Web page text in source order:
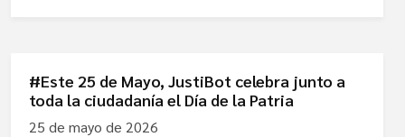
#Este 25 de Mayo, JustiBot celebra junto a
toda la ciudadanía el Día de la Patria
25 de mayo de 2026